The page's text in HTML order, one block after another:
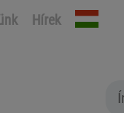
Hírek